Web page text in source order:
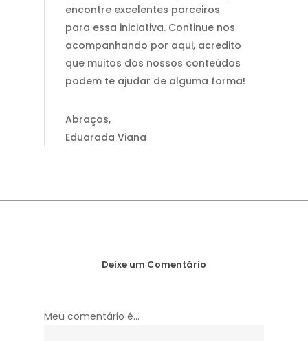
encontre excelentes parceiros
para essa iniciativa. Continue nos
acompanhando por aqui, acredito
que muitos dos nossos conteúdos
podem te ajudar de alguma forma!
Abraços,
Eduarada Viana
Deixe um Comentário
Meu comentário é...